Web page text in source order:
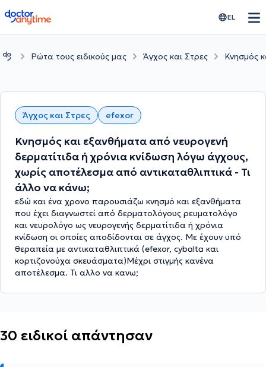
doctoranytime EL
Ρώτα τους ειδικούς μας Άγχος και Στρες Κνησμός
Άγχος και Στρες efexor
Κνησμός και εξανθήματα από νευρογενή
δερματίτιδα ή χρόνια κνίδωση λόγω άγχους,
χωρίς αποτέλεσμα από αντικαταθλιπτικά - Τι
άλλο να κάνω;
εδώ και ένα χρονο παρουσιάζω κνησμό και εξανθήματα
που έχει διαγνωστεί από δερματολόγους ρευματολόγο
και νευρολόγο ως νευρογενής δερματίτιδα ή χρόνια
κνίδωση οι οποίες αποδίδονται σε άγχος. Με έχουν υπό
θεραπεία με αντικαταθλιπτικά (efexor, cybalta και
κορτιζονούχα σκευάσματα)Μέχρι στιγμής κανένα
αποτέλεσμα. Τι αλλο να κανω;
30 ειδικοί απάντησαν